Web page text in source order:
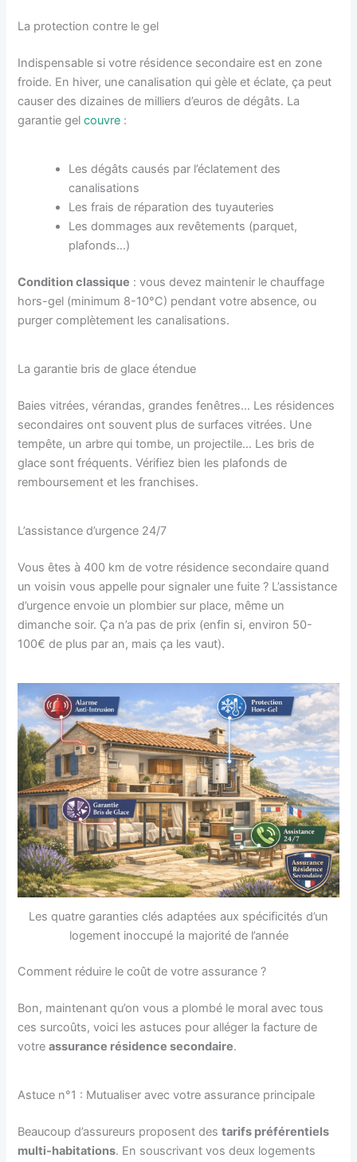
La protection contre le gel
Indispensable si votre résidence secondaire est en zone
froide. En hiver, une canalisation qui gèle et éclate, ça peut
causer des dizaines de milliers d’euros de dégâts. La
garantie gelcouvre :
Les dégâts causés par l’éclatement des
canalisations
Les frais de réparation des tuyauteries
Les dommages aux revêtements (parquet,
plafonds…)
Condition classique : vous devez maintenir le chauffage
hors-gel (minimum 8-10°C) pendant votre absence, ou
purger complètement les canalisations.
La garantie bris de glace étendue
Baies vitrées, vérandas, grandes fenêtres… Les résidences
secondaires ont souvent plus de surfaces vitrées. Une
tempête, un arbre qui tombe, un projectile… Les bris de
glace sont fréquents. Vérifiez bien les plafonds de
remboursement et les franchises.
L’assistance d’urgence 24/7
Vous êtes à 400 km de votre résidence secondaire quand
un voisin vous appelle pour signaler une fuite ? L’assistance
d’urgence envoie un plombier sur place, même un
dimanche soir. Ça n’a pas de prix (enfin si, environ 50-
100€ de plus par an, mais ça les vaut).
Les quatre garanties clés adaptées aux spécificités d’un
logement inoccupé la majorité de l’année
Comment réduire le coût de votre assurance ?
Bon, maintenant qu’on vous a plombé le moral avec tous
ces surcoûts, voici les astuces pour alléger la facture de
votreassurance résidence secondaire.
Astuce n°1 : Mutualiser avec votre assurance principale
Beaucoup d’assureurs proposent destarifs préférentiels
multi-habitations. En souscrivant vos deux logements